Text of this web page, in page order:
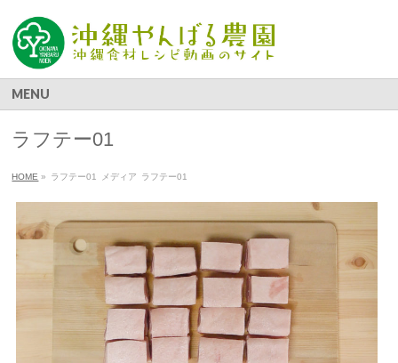
MENU
ラフテー01
HOME » ラフテー01 メディア ラフテー01